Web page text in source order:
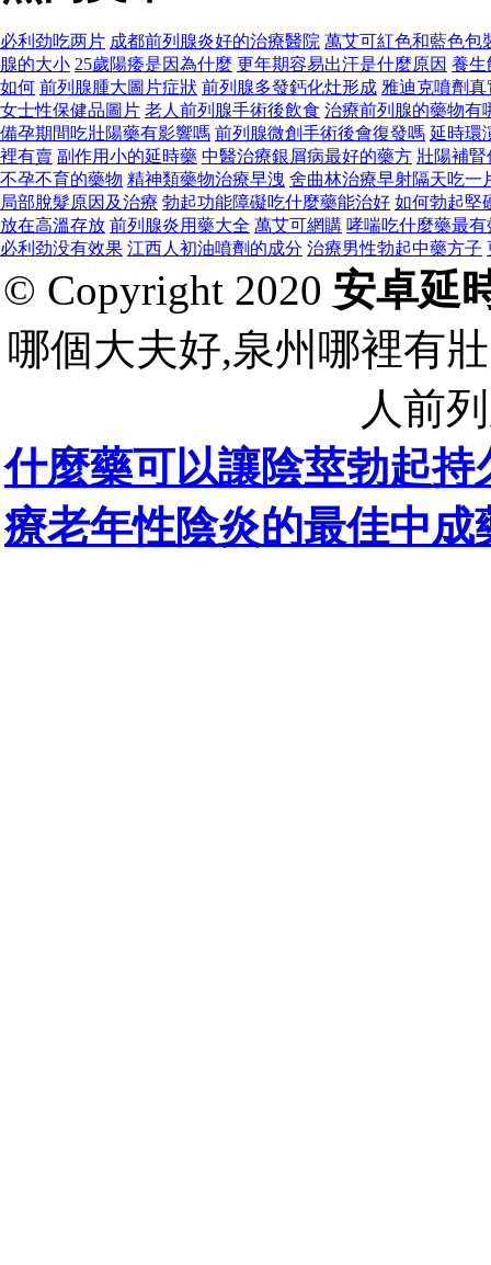
必利劲吃两片 成都前列腺炎好的治療醫院 萬艾可紅色和藍色包
腺的大小 25歲陽痿是因為什麼 更年期容易出汗是什麼原因 養生
如何 前列腺腫大圖片症狀 前列腺多發鈣化灶形成 雅迪克噴劑真
女士性保健品圖片 老人前列腺手術後飲食 治療前列腺的藥物有
備孕期間吃壯陽藥有影響嗎 前列腺微創手術後會復發嗎 延時環
裡有賣 副作用小的延時藥 中醫治療銀屑病最好的藥方 壯陽補
不孕不育的藥物 精神類藥物治療早洩 舍曲林治療早射隔天吃一
局部脫髮原因及治療 勃起功能障礙吃什麼藥能治好 如何勃起堅
放在高溫存放 前列腺炎用藥大全 萬艾可網購 哮喘吃什麼藥最有
必利劲没有效果 江西人初油噴劑的成分 治療男性勃起中藥方子
© Copyright 2020 安卓延
哪個大夫好,泉州哪裡有
人前
什麼藥可以讓陰莖勃起持
療老年性陰炎的最佳中成